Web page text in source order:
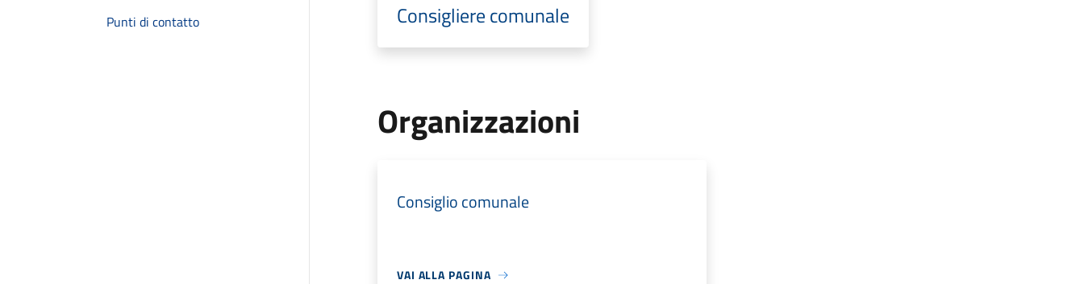
Punti di contatto
Consigliere comunale
Organizzazioni
Consiglio comunale
VAI ALLA PAGINA